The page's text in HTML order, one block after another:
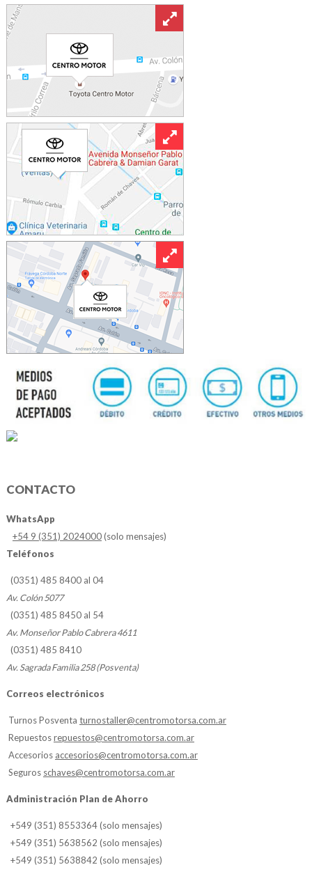
CONTACTO
WhatsApp
+54 9 (351) 2024000(solo mensajes)
Teléfonos
(0351) 485 8400 al 04
Av. Colón 5077
(0351) 485 8450 al 54
Av. Monseñor Pablo Cabrera 4611
(0351) 485 8410
Av. Sagrada Familia 258 (Posventa)
Correos electrónicos
Turnos Posventa turnostaller@centromotorsa.com.ar
Repuestosrepuestos@centromotorsa.com.ar
Accesorios accesorios@centromotorsa.com.ar
Seguros schaves@centromotorsa.com.ar
Administración Plan de Ahorro
+549 (351) 8553364 (solo mensajes)
+549 (351) 5638562 (solo mensajes)
+549 (351) 5638842 (solo mensajes)